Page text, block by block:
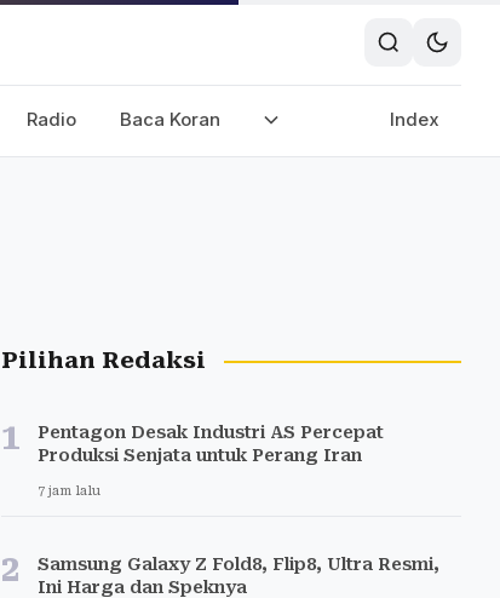
Radio Baca Koran Index
Pilihan Redaksi
1
Pentagon Desak Industri AS Percepat
Produksi Senjata untuk Perang Iran
7 jam lalu
2
Samsung Galaxy Z Fold8, Flip8, Ultra Resmi,
Ini Harga dan Speknya